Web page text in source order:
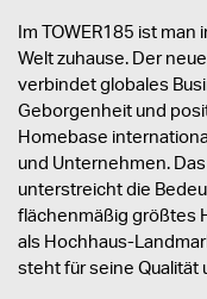
Im TOWER185 ist
Welt zuhause. Der
verbindet globales
Geborgenheit und
Homebase
und Unternehmen.
unterstreicht die
flächenmäßig größtes
als Hochhaus-
steht für seine Qualität